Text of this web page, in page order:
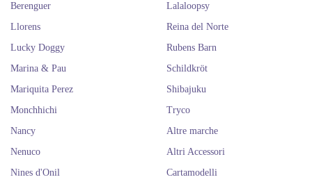
Berenguer
Lalaloopsy
Llorens
Lucky Doggy
Marina & Pau
Mariquita Perez
Monchhichi
Nancy
Nenuco
Nines d'Onil
Reina del Norte
Rubens Barn
Schildkröt
Shibajuku
Tryco
Altre marche
Altri Accessori
Cartamodelli